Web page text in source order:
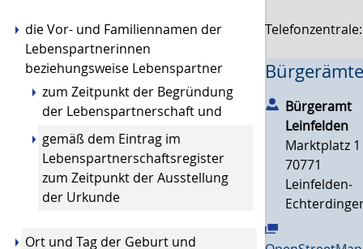
die Vor- und Familiennamen der
Lebenspartnerinnen
beziehungsweise Lebenspartner
zum Zeitpunkt der Begründung
der Lebenspartnerschaft und
gemäß dem Eintrag im
Lebenspartnerschaftsregister
zum Zeitpunkt der Ausstellung
der Urkunde
Ort und Tag der Geburt und
Bürgeramt
Leinfelden
Marktplatz 1
70771
Leinfelden-